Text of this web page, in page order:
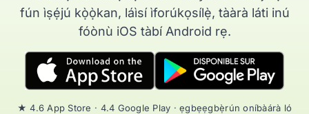
fún ìṣẹ́jú kọ̀ọ̀kan, láìsí ìforúkọsílẹ̀, tààrà láti inú
fóònù iOS tàbí Android rẹ.
★ 4.6 App Store · 4.4 Google Play · ẹgbẹẹgbẹ̀rún oníbàárà ló